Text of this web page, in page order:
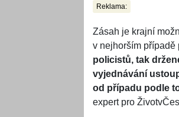
Reklama:
Zásah je krajní
v nejhorším případě
policistů, tak
vyjednávání
od případu podle
expert pro